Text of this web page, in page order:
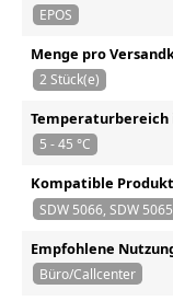
EPOS
Menge pro
2 Stück(e)
Temperaturbereich
5 - 45 °C
Kompatible
SDW 5066, SDW
Empfohlene
Büro/Callcenter